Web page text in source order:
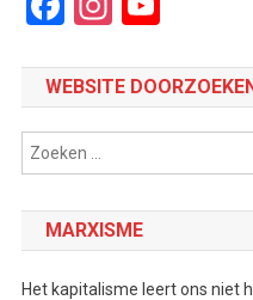
WEBSITE
MARXISME
Het kapitalisme leert ons niet